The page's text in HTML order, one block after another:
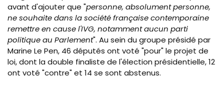
avant d'ajouter que "personne, absolument personne,
ne souhaite dans la société française contemporaine
remettre en cause l'IVG, notamment aucun parti
politique au Parlement". Au sein du groupe présidé par
Marine Le Pen, 46 députés ont voté "pour" le projet de
loi, dont la double finaliste de l'élection présidentielle, 12
ont voté "contre" et 14 se sont abstenus.